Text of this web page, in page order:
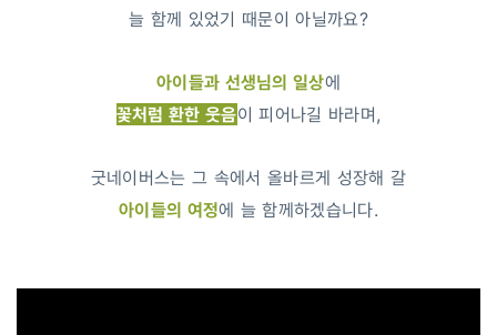
늘 함께 있었기 때문이 아닐까요?
아이들과 선생님의 일상에
꽃처럼 환한 웃음이 피어나길 바라며,
굿네이버스는 그 속에서 올바르게 성장해 갈
아이들의 여정에 늘 함께하겠습니다.